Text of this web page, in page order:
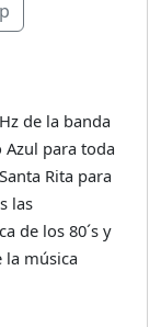
de la banda
Azul para toda
Rita para
las
de los 80´s y
la música